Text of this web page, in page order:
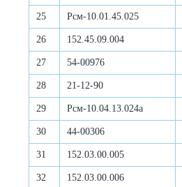
25 Рсм-10.01.45.025
26 152.45.09.004
27 54-00976
28 21-12-90
29 Рсм-10.04.13.024а
30 44-00306
31 152.03.00.005
32 152.03.00.006